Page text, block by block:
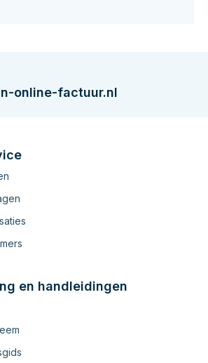
online-factuur.nl
en handleidingen